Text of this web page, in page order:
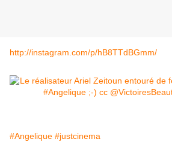
http://instagram.com/p/hB8TTdBGmm/
#Angelique #justcinema